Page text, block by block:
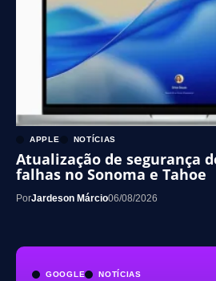
GOOGLE NOTÍCIAS
APPLE NOTÍCIAS
Atualização de segurança
falhas no Sonoma e Tahoe
PorJardeson Márcio06/08/2026